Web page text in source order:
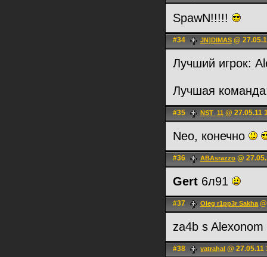
SpawN!!!!!
#34 JN]DIMAS @
Лучший игрок:
Лучшая
#35 NST_11 @ 27.05.11
Neo, конечно
#36 ABAsrazzo @
Gert 6л91
#37 Oleg r1pp3r Sakha@
za4b s
#38 yatrahal @ 27.05.11